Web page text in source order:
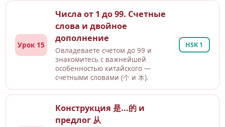
Урок 15
Числа от 1 до 99. Счетные
слова и двойное
дополнение
Овладеваете счетом до 99 и
знакомитесь с важнейшей
особенностью китайского —
счетными словами (个 и 本).
HSK 1
Конструкция 是...的 и
предлог 从